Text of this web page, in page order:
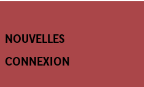
NOUVELLES
CONNEXION